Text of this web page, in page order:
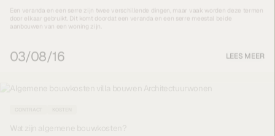
Een veranda en een serre zijn twee verschillende dingen, maar vaak worden deze termen
door elkaar gebruikt. Dit komt doordat een veranda en een serre meestal beide
aanbouwen van een woning zijn.
03/08/16 LEES MEER
Wat zijn algemene bouwkosten?